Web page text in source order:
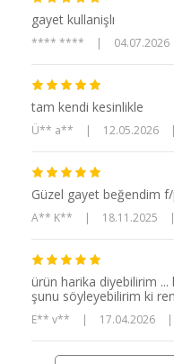
gayet kullanişlı
**** **** | 04.07.2026
tam kendi kesinlikle
Ü** a** | 12.05.2026 |
Güzel gayet beğendim
A** K** | 18.11.2025 |
ürün harika diyebilirim ...
şunu söyleyebilirim ki
E** v** | 17.04.2026 |